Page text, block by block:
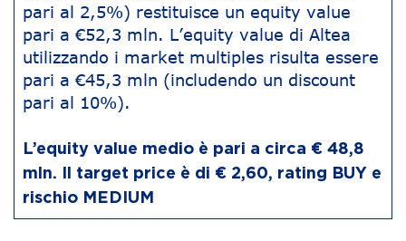
pari al 2,5%) restituisce un equity value
pari a €52,3 mln. L’equity value di Altea
utilizzando i market multiples risulta essere
pari a €45,3 mln (includendo un discount
pari al 10%).
L’equity value medio è pari a circa € 48,8
mln. Il target price è di € 2,60, rating BUY e
rischio MEDIUM